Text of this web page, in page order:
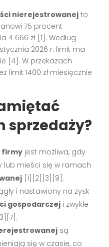
nierejestrowanejto
75 procent
666 zł [1]. Według
2026 r. limit ma
[4]. W przekazach
limit 1400 zł miesięcznie
sprzedaży?
firmy jest możliwa, gdy
lub mieści się w ramach
[1][2][3][9].
i nastawiony na zysk
gospodarczej i zwykle
są
się w czasie, co